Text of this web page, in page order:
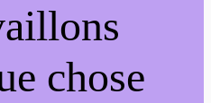
chose